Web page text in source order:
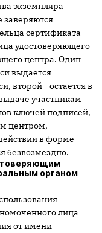
экземпляра
заверяются
сертификата
удостоверяющего
центра. Один
выдается
второй - остается в
участникам
ключей подписей,
центром,
в форме
безвозмездно.
органом
лица
от имени